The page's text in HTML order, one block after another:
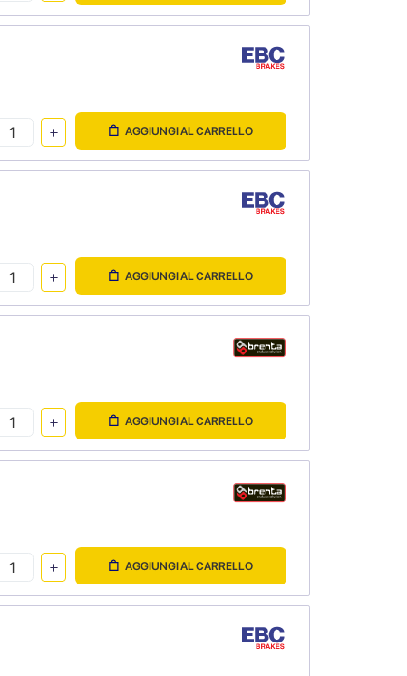
AGGIUNGI AL CARRELLO
AGGIUNGI AL CARRELLO
AGGIUNGI AL CARRELLO
AGGIUNGI AL CARRELLO